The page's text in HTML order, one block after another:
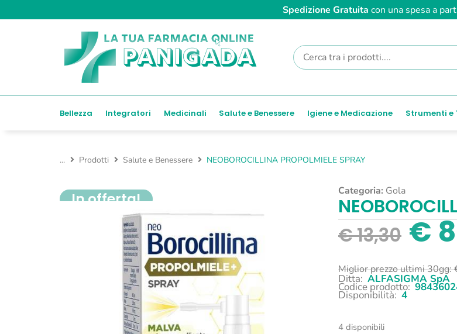
Spedizione Gratuita con una spesa a
Bellezza Integratori Medicinali Salute e Benessere Igiene e Medicazione Strumenti e
... Prodotti Salute e Benessere NEOBOROCILLINA PROPOLMIELE SPRAY
In offerta! Categoria: Gola
€13,30 €
Miglior prezzo ultimi 30gg:
Ditta: ALFASIGMA SpA
Codice prodotto:
Disponibilità: 4
4 disponibili